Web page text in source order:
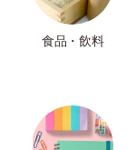
食品・飲料